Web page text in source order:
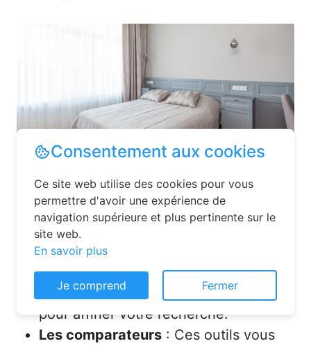
Les plateformes spécialisées : Des
sites comme Airbnb, Booking ou Gîtes
de France proposent une large liste de
chambres d’hôtes. Vous pouvez filtrer
par localisation, équipements et prix
pour affiner votre recherche.
Les comparateurs : Ces outils vous
Consentement aux cookies
Ce site web utilise des cookies pour vous
permettre d'avoir une expérience de